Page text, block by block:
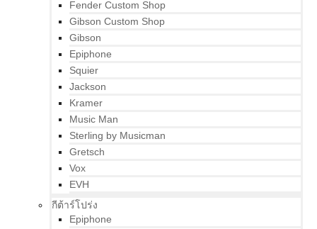
Fender Custom Shop
Gibson Custom Shop
Gibson
Epiphone
Squier
Jackson
Kramer
Music Man
Sterling by Musicman
Gretsch
Vox
EVH
กีต้าร์โปร่ง
Epiphone